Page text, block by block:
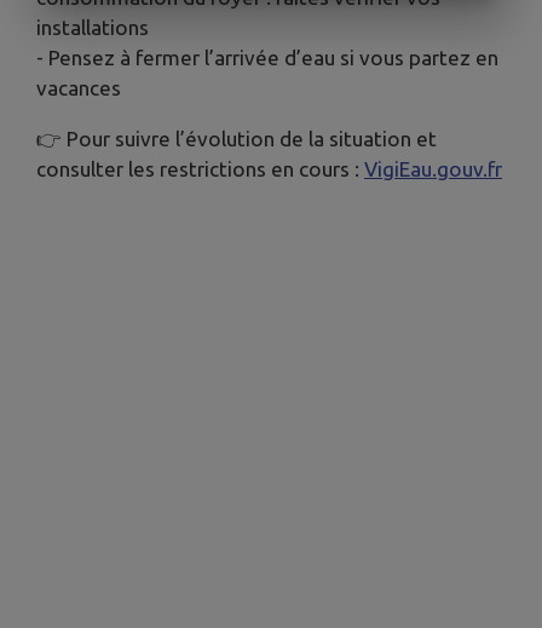
installations
- Pensez à fermer l’arrivée d’eau si vous partez en
vacances
👉 Pour suivre l’évolution de la situation et
consulter les restrictions en cours : VigiEau.gouv.fr